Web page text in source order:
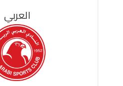
العربي